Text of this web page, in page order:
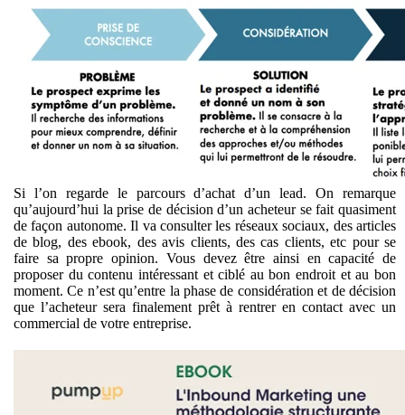
Si l’on regarde le parcours d’achat d’un lead. On remarque
qu’aujourd’hui la prise de décision d’un acheteur se fait quasiment
de façon autonome. Il va consulter les réseaux sociaux, des articles
de blog, des ebook, des avis clients, des cas clients, etc pour se
faire sa propre opinion. Vous devez être ainsi en capacité de
proposer du contenu intéressant et ciblé au bon endroit et au bon
moment. Ce n’est qu’entre la phase de considération et de décision
que l’acheteur sera finalement prêt à rentrer en contact avec un
commercial de votre entreprise.